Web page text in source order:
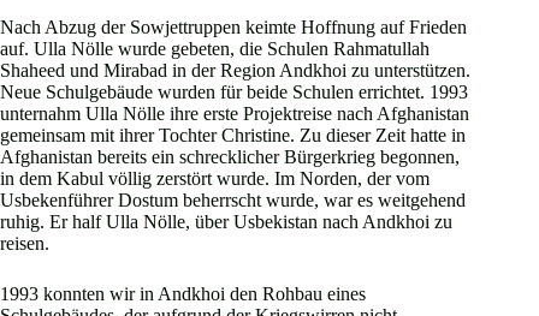
Nach Abzug der Sowjettruppen keimte Hoffnung auf Frieden
auf. Ulla Nölle wurde gebeten, die Schulen Rahmatullah
Shaheed und Mirabad in der Region Andkhoi zu unterstützen.
Neue Schulgebäude wurden für beide Schulen errichtet. 1993
unternahm Ulla Nölle ihre erste Projektreise nach Afghanistan
gemeinsam mit ihrer Tochter Christine. Zu dieser Zeit hatte in
Afghanistan bereits ein schrecklicher Bürgerkrieg begonnen,
in dem Kabul völlig zerstört wurde. Im Norden, der vom
Usbekenführer Dostum beherrscht wurde, war es weitgehend
ruhig. Er half Ulla Nölle, über Usbekistan nach Andkhoi zu
reisen.
1993 konnten wir in Andkhoi den Rohbau eines